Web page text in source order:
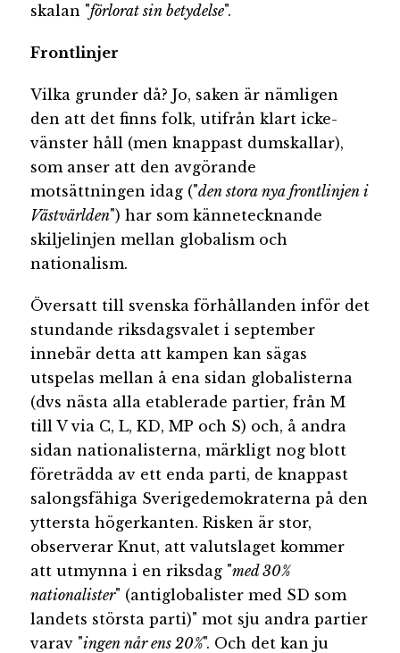
skalan "förlorat sin betydelse".
Frontlinjer
Vilka grunder då? Jo, saken är nämligen
den att det finns folk, utifrån klart icke-
vänster håll (men knappast dumskallar),
som anser att den avgörande
motsättningen idag ("den stora nya frontlinjen i
Västvärlden") har som kännetecknande
skiljelinjen mellan globalism och
nationalism.
Översatt till svenska förhållanden inför det
stundande riksdagsvalet i september
innebär detta att kampen kan sägas
utspelas mellan å ena sidan globalisterna
(dvs nästa alla etablerade partier, från M
till V via C, L, KD, MP och S) och, å andra
sidan nationalisterna, märkligt nog blott
företrädda av ett enda parti, de knappast
salongsfähiga Sverigedemokraterna på den
yttersta högerkanten. Risken är stor,
observerar Knut, att valutslaget kommer
att utmynna i en riksdag "med 30%
nationalister" (antiglobalister med SD som
landets största parti)" mot sju andra partier
varav "ingen når ens 20%". Och det kan ju